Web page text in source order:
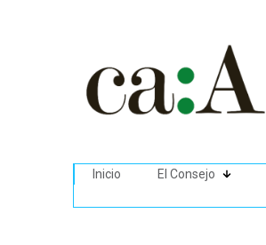
Inicio El Consejo